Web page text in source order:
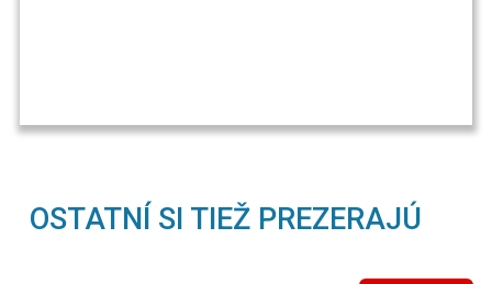
OSTATNÍ SI TIEŽ PREZERAJÚ